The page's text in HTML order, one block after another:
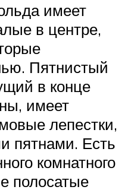
имеет
в центре,
Пятнистый
в конце
имеет
лепестки,
пятнами. Есть
комнатного
полосатые